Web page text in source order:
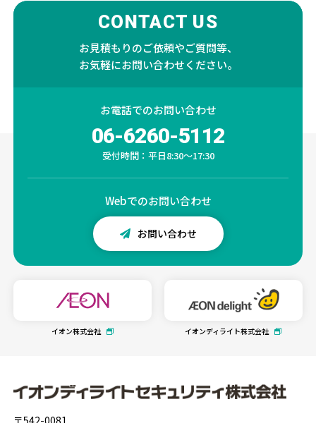
CONTACT US
お見積もりのご依頼やご質問等、
お気軽にお問い合わせください。
お電話でのお問い合わせ
06-6260-5112
受付時間：平日8:30～17:30
Webでのお問い合わせ
お問い合わせ
イオン株式会社 イオンディライト株式会社
〒542-0081